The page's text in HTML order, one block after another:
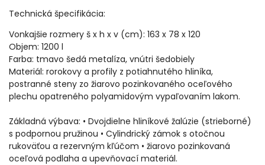
Technická špecifikácia:
Vonkajšie rozmery š x h x v (cm): 163 x 78 x 120
Objem: 1200 l
Farba: tmavo šedá metalíza, vnútri šedobiely
Materiál: rorokovy a profily z potiahnutého hliníka,
postranné steny zo žiarovo pozinkovaného oceľového
plechu opatreného polyamidovým vypaľovaním lakom.
Základná výbava: • Dvojdielne hliníkové žalúzie (strieborné)
s podpornou pružinou • Cylindrický zámok s otočnou
rukoväťou a rezervným kľúčom • žiarovo pozinkovaná
oceľová podlaha a upevňovací materiál.